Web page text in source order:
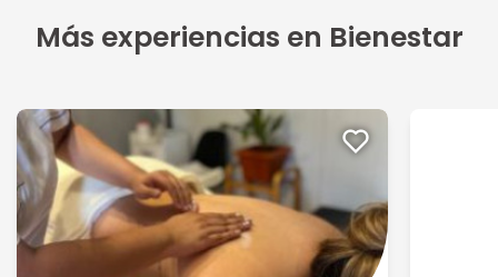
Más experiencias en Bienestar